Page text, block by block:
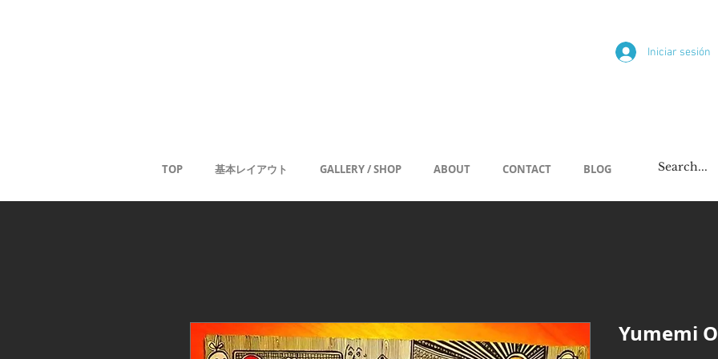
Iniciar sesión
TOP 基本レイアウト GALLERY / SHOP ABOUT CONTACT BLOG
Yumemi